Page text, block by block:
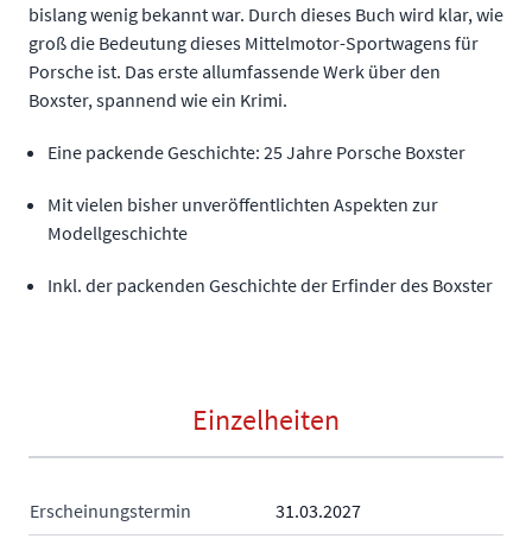
bislang wenig bekannt war. Durch dieses Buch wird klar, wie
groß die Bedeutung dieses Mittelmotor-Sportwagens für
Porsche ist. Das erste allumfassende Werk über den
Boxster, spannend wie ein Krimi.
Eine packende Geschichte: 25 Jahre Porsche Boxster
Mit vielen bisher unveröffentlichten Aspekten zur
Modellgeschichte
Inkl. der packenden Geschichte der Erfinder des Boxster
Einzelheiten
Erscheinungstermin 31.03.2027